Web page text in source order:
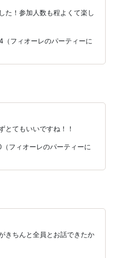
た！参加人数も程よくて楽し
フィオーレのパーティーに
とてもいいですね！！
フィオーレのパーティーに
きちんと全員とお話できたか